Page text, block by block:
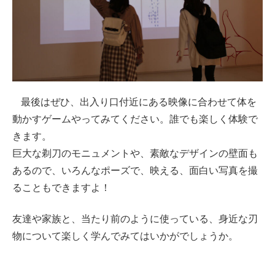
最後はぜひ、出入り口付近にある映像に合わせて体を
動かすゲームやってみてください。誰でも楽しく体験で
きます。
巨大な剃刀のモニュメントや、素敵なデザインの壁面も
あるので、いろんなポーズで、映える、面白い写真を撮
ることもできますよ！
友達や家族と、当たり前のように使っている、身近な刃
物について楽しく学んでみてはいかがでしょうか。